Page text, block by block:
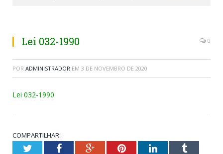
Lei 032-1990 0
POR ADMINISTRADOR EM 3 DE NOVEMBRO DE 2020
Lei 032-1990
COMPARTILHAR:
TwitterFacebookGoogle+PinterestLinkedInTumblr